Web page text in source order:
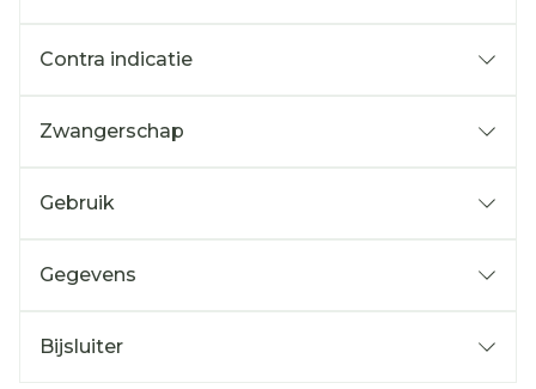
Contra indicatie
Zwangerschap
Gebruik
Gegevens
Bijsluiter